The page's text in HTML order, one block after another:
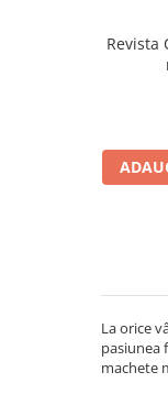
Revista
La orice
pasiunea
machete